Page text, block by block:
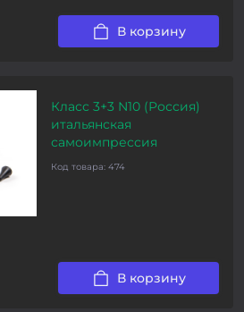
В корзину
Класс 3+3 N10 (Россия)
итальянская
самоимпрессия
Код товара: 474
В корзину